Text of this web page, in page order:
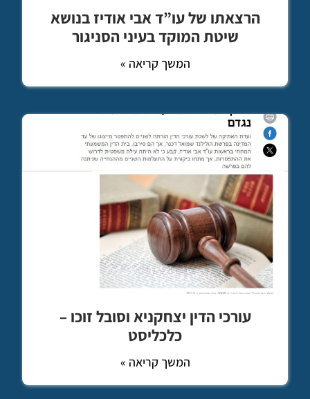
הרצאתו של עו”ד אבי אודיז בנושא
שיטת המוקד בעיני הסניגור
המשך קריאה »
עורכי הדין יצחקניא וסובל זוכו –
כלכליסט
המשך קריאה »